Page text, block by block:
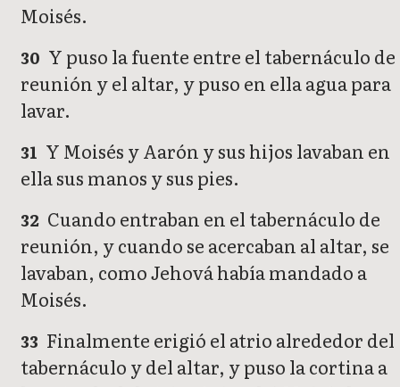
Moisés.
30 Y puso la fuente entre el tabernáculo de
reunión y el altar, y puso en ella agua para
lavar.
31 Y Moisés y Aarón y sus hijos lavaban en
ella sus manos y sus pies.
32 Cuando entraban en el tabernáculo de
reunión, y cuando se acercaban al altar, se
lavaban, como Jehová había mandado a
Moisés.
33 Finalmente erigió el atrio alrededor del
tabernáculo y del altar, y puso la cortina a